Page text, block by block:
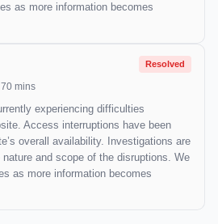
as more information becomes
Resolved
mins
experiencing difficulties
Access interruptions have been
overall availability. Investigations are
and scope of the disruptions. We
as more information becomes